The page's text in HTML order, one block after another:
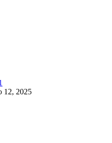
12, 2025